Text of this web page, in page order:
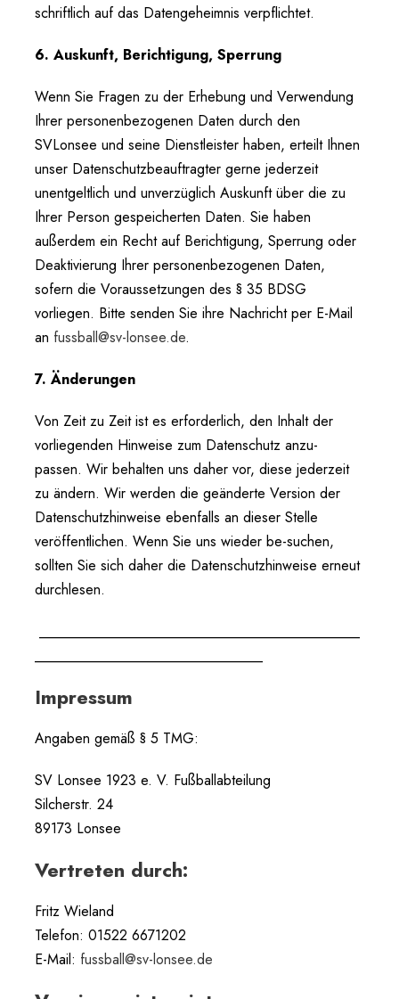
schriftlich auf das Datengeheimnis verpflichtet.
6. Auskunft, Berichtigung, Sperrung
Wenn Sie Fragen zu der Erhebung und Verwendung
Ihrer personenbezogenen Daten durch den
SVLonsee und seine Dienstleister haben, erteilt Ihnen
unser Datenschutzbeauftragter gerne jederzeit
unentgeltlich und unverzüglich Auskunft über die zu
Ihrer Person gespeicherten Daten. Sie haben
außerdem ein Recht auf Berichtigung, Sperrung oder
Deaktivierung Ihrer personenbezogenen Daten,
sofern die Voraussetzungen des § 35 BDSG
vorliegen. Bitte senden Sie ihre Nachricht per E-Mail
an fussball@sv-lonsee.de.
7. Änderungen
Von Zeit zu Zeit ist es erforderlich, den Inhalt der
vorliegenden Hinweise zum Datenschutz anzu-
passen. Wir behalten uns daher vor, diese jederzeit
zu ändern. Wir werden die geänderte Version der
Datenschutzhinweise ebenfalls an dieser Stelle
veröffentlichen. Wenn Sie uns wieder be-suchen,
sollten Sie sich daher die Datenschutzhinweise erneut
durchlesen.
Impressum
Angaben gemäß § 5 TMG:
SV Lonsee 1923 e. V. Fußballabteilung
Silcherstr. 24
89173 Lonsee
Vertreten durch:
Fritz Wieland
Telefon: 01522 6671202
E-Mail: fussball@sv-lonsee.de